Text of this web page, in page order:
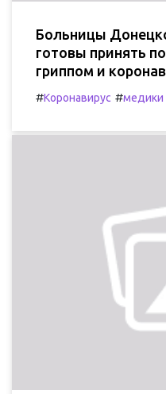
Больницы
готовы принять
гриппом и
#Коронавирус #медики